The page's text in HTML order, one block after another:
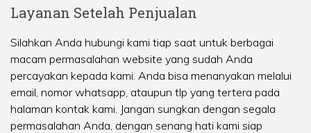
Layanan Setelah Penjualan
Silahkan Anda hubungi kami tiap saat untuk berbagai
macam permasalahan website yang sudah Anda
percayakan kepada kami. Anda bisa menanyakan melalui
email, nomor whatsapp, ataupun tlp yang tertera pada
halaman kontak kami. Jangan sungkan dengan segala
permasalahan Anda, dengan senang hati kami siap